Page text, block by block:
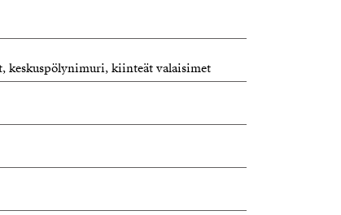
keskuspölynimuri, kiinteät valaisimet